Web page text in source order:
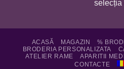
selecția
ACASĂ MAGAZIN
%
BRODERIA PERSONALIZATA
ATELIER RAME
APARITII
CONTACTE